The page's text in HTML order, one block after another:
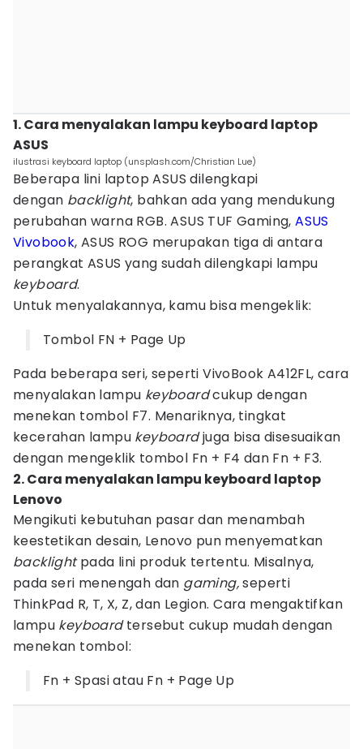
1. Cara menyalakan lampu keyboard laptop
ASUS
ilustrasi keyboard laptop (unsplash.com/Christian Lue)
Beberapa lini laptop ASUS dilengkapi
dengan backlight, bahkan ada yang mendukung
perubahan warna RGB. ASUS TUF Gaming,ASUS
Vivobook, ASUS ROG merupakan tiga di antara
perangkat ASUS yang sudah dilengkapi lampu
keyboard.
Untuk menyalakannya, kamu bisa mengeklik:
Tombol FN + Page Up
Pada beberapa seri, seperti VivoBook A412FL, cara
menyalakan lampu keyboardcukup dengan
menekan tombol F7. Menariknya, tingkat
kecerahan lampu keyboardjuga bisa disesuaikan
dengan mengeklik tombol Fn + F4 dan Fn + F3.
2. Cara menyalakan lampu keyboard laptop
Lenovo
Mengikuti kebutuhan pasar dan menambah
keestetikan desain, Lenovo pun menyematkan
backlightpada lini produk tertentu. Misalnya,
pada seri menengah dan gaming,seperti
ThinkPad R, T, X, Z, dan Legion. Cara mengaktifkan
lampu keyboardtersebut cukup mudah dengan
menekan tombol:
Fn + Spasi atau Fn + Page Up